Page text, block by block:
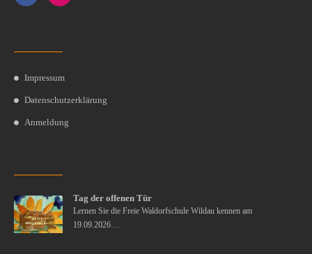
Impressum
Datenschutzerklärung
Anmeldung
Tag der offenen Tür
Lernen Sie die Freie Waldorfschule Wildau kennen am
19.09.2026…